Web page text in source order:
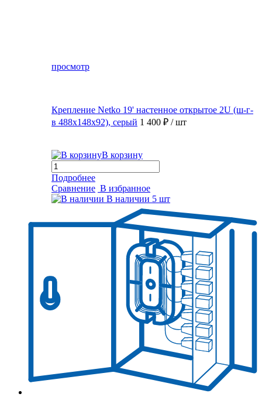
просмотр
Крепление Netko 19' настенное открытое 2U (ш-г-
в 488х148х92), серый 1 400 ₽ / шт
В корзину
Подробнее
Сравнение В избранное
В наличии 5 шт